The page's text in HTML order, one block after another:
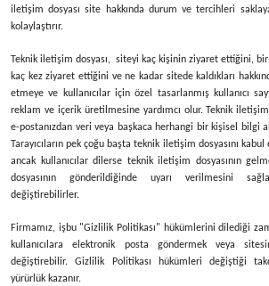
iletişim dosyası site hakkında durum ve tercihleri
kolaylaştırır.
Teknik iletişim dosyası, siteyi kaç kişinin ziyaret ettiğini,
kaç kez ziyaret ettiğini ve ne kadar sitede kaldıkları
etmeye ve kullanıcılar için özel tasarlanmış kullanıcı
reklam ve içerik üretilmesine yardımcı olur. Teknik
e-postanızdan veri veya başkaca herhangi bir kişisel bilgi
Tarayıcıların pek çoğu başta teknik iletişim dosyasını
ancak kullanıcılar dilerse teknik iletişim dosyasının
dosyasının gönderildiğinde uyarı verilmesini
değiştirebilirler.
Firmamız, işbu "Gizlilik Politikası" hükümlerini dilediği
kullanıcılara elektronik posta göndermek veya
değiştirebilir. Gizlilik Politikası hükümleri değiştiği
yürürlük kazanır.